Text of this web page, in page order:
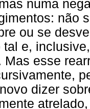
numa
não
ou se
e,
Mas esse
dizer